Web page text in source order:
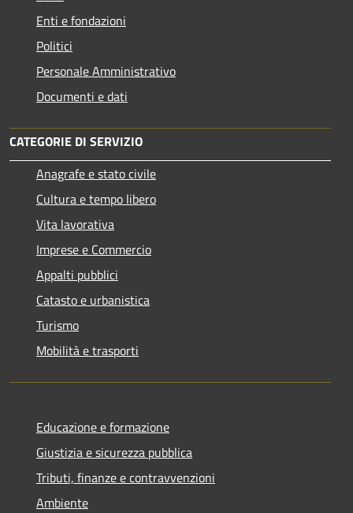
Enti e fondazioni
Politici
Personale Amministrativo
Documenti e dati
CATEGORIE DI SERVIZIO
Anagrafe e stato civile
Cultura e tempo libero
Vita lavorativa
Imprese e Commercio
Appalti pubblici
Catasto e urbanistica
Turismo
Mobilità e trasporti
Educazione e formazione
Giustizia e sicurezza pubblica
Tributi, finanze e contravvenzioni
Ambiente